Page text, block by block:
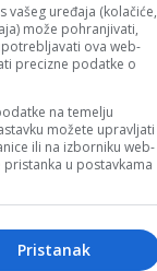
vašeg uređaja (kolačiće,
može pohranjivati,
ova web-
precizne podatke o
na temelju
možete upravljati
ili na izborniku web-
u postavkama
Pristanak